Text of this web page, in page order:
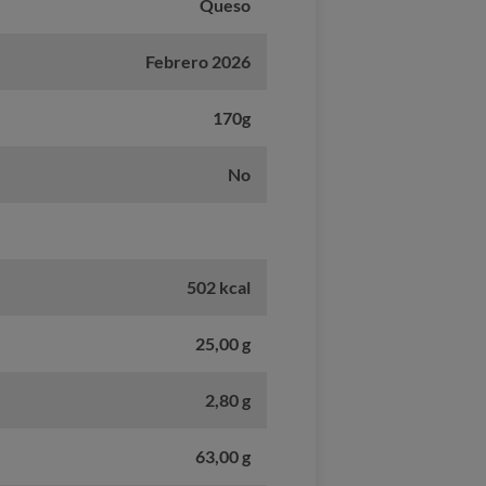
Queso
Febrero 2026
170g
No
502 kcal
25,00 g
2,80 g
63,00 g